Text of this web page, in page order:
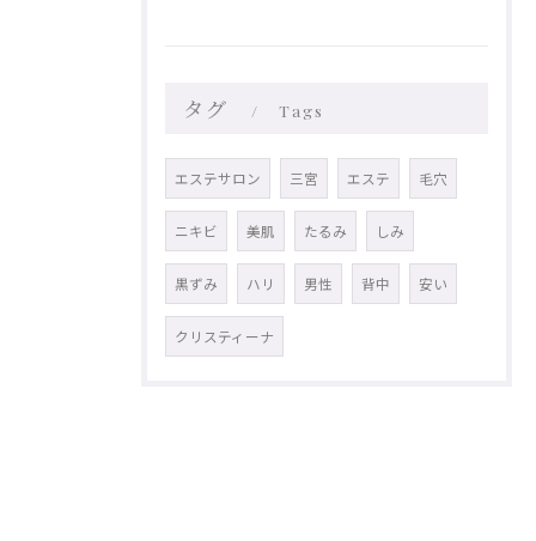
タグ Tags
エステサロン 三宮 エステ 毛穴
ニキビ 美肌 たるみ しみ
黒ずみ ハリ 男性 背中 安い
クリスティーナ